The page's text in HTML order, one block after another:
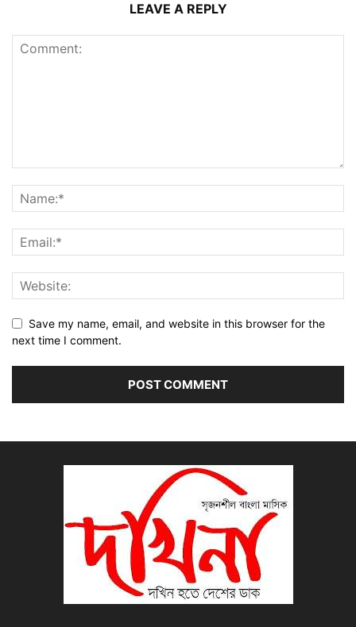
LEAVE A REPLY
Save my name, email, and website in this browser for the
next time I comment.